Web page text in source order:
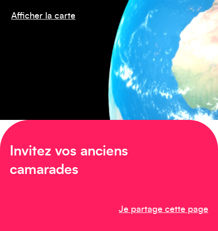
Afficher la carte
Invitez vos anciens
camarades
Je partage cette page
Afrique